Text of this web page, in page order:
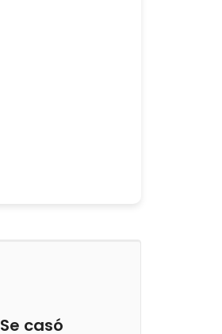
Se casó